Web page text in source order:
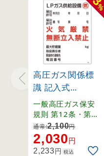
%
高圧ガス関係標
識 記入式
600×450mm LP
ガス供給設備 燃
火気厳禁 無断立
入禁止 (39304)
一般高圧ガス保安
規則 第12条・第13
条・第70条・関係
例示基準1-4-1,2、
その他。
通常:2,100円
2,030円
2,233円 税込